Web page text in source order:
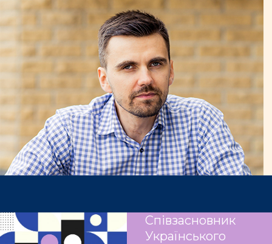
Співзасновник
Українського